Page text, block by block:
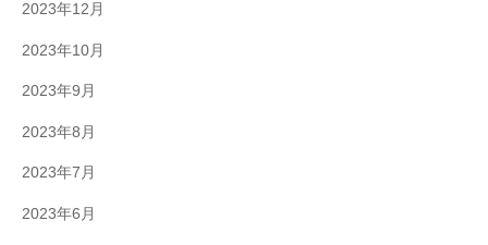
2023年12月
2023年10月
2023年9月
2023年8月
2023年7月
2023年6月